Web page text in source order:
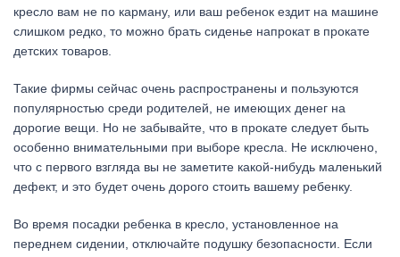
кресло вам не по карману, или ваш ребенок ездит на машине
слишком редко, то можно брать сиденье напрокат в прокате
детских товаров.
Такие фирмы сейчас очень распространены и пользуются
популярностью среди родителей, не имеющих денег на
дорогие вещи. Но не забывайте, что в прокате следует быть
особенно внимательными при выборе кресла. Не исключено,
что с первого взгляда вы не заметите какой-нибудь маленький
дефект, и это будет очень дорого стоить вашему ребенку.
Во время посадки ребенка в кресло, установленное на
переднем сидении, отключайте подушку безопасности. Если